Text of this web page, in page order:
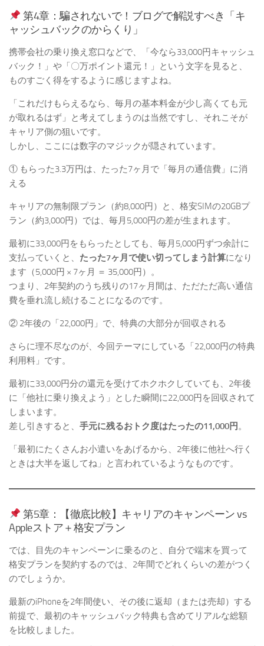
第4章：騙されないで！ブログで解説すべき「キ
ャッシュバックのからくり」
携帯会社の乗り換え窓口などで、「今なら33,000円キャッシュ
バック！」や「〇万ポイント還元！」という文字を見ると、
ものすごく得をするように感じますよね。
「これだけもらえるなら、毎月の基本料金が少し高くても元
が取れるはず」と考えてしまうのは当然ですし、それこそが
キャリア側の狙いです。
しかし、ここには数字のマジックが隠されています。
① もらった3.3万円は、たった7ヶ月で「毎月の通信費」に消
える
キャリアの無制限プラン（約8,000円）と、格安SIMの20GBプ
ラン（約3,000円）では、毎月5,000円の差が生まれます。
最初に33,000円をもらったとしても、毎月5,000円ずつ余計に
支払っていくと、 たった7ヶ月で使い切ってしまう計算になり
ます（5,000円 × 7ヶ月 ＝ 35,000円）。
つまり、2年契約のうち残りの17ヶ月間は、ただただ高い通信
費を垂れ流し続けることになるのです。
② 2年後の「22,000円」で、特典の大部分が回収される
さらに理不尽なのが、今回テーマにしている「22,000円の特典
利用料」です。
最初に33,000円分の還元を受けてホクホクしていても、2年後
に「他社に乗り換えよう」とした瞬間に22,000円を回収されて
しまいます。
差し引きすると、 手元に残るおトク度はたったの11,000円。
「最初にたくさんお小遣いをあげるから、2年後に他社へ行く
ときは大半を返してね」と言われているようなものです。
第5章：【徹底比較】キャリアのキャンペーン vs
Appleストア＋格安プラン
では、目先のキャンペーンに乗るのと、自分で端末を買って
格安プランを契約するのでは、2年間でどれくらいの差がつく
のでしょうか。
最新のiPhoneを2年間使い、その後に返却（または売却）する
前提で、最初のキャッシュバック特典も含めてリアルな総額
を比較しました。